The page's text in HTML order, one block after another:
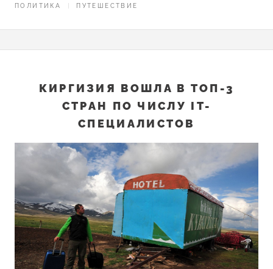
ПОЛИТИКА ПУТЕШЕСТВИЕ
КИРГИЗИЯ ВОШЛА В ТОП-3
СТРАН ПО ЧИСЛУ IT-
СПЕЦИАЛИСТОВ